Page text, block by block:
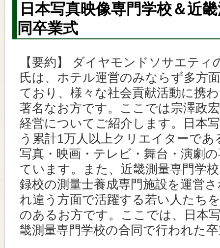
日本写真映像専門学校＆近
同卒業式
【要約】 ダイヤモンドソサエティ
氏は、ホテル運営のみならず多方
ており、様々な社会貢献活動に携
著名なお方です。ここでは宗澤政
経営についてご紹介します。日本
う累計1万人以上クリエイターで
写真・映画・テレビ・舞台・演劇
ています。また、近畿測量専門学
録校の測量士養成専門施設を運営
れ違う方面で活躍する若い人たち
のあるお方です。ここでは、日本
畿測量専門学校の合同で行われた